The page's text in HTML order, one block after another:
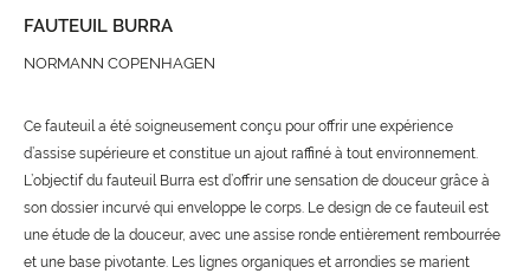
FAUTEUIL BURRA
NORMANN COPENHAGEN
Ce fauteuil a été soigneusement conçu pour offrir une expérience
d’assise supérieure et constitue un ajout raffiné à tout environnement.
L’objectif du fauteuil Burra est d’offrir une sensation de douceur grâce à
son dossier incurvé qui enveloppe le corps. Le design de ce fauteuil est
une étude de la douceur, avec une assise ronde entièrement rembourrée
et une base pivotante. Les lignes organiques et arrondies se marient